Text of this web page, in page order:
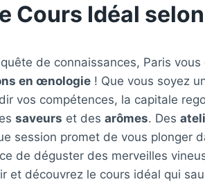
Cours Idéal
de connaissances, Paris
en œnologie ! Que vous soyez
vos compétences, la capitale
saveurs et des arômes. Des
session promet de vous plonger
de déguster des merveilles
et découvrez le cours idéal qui